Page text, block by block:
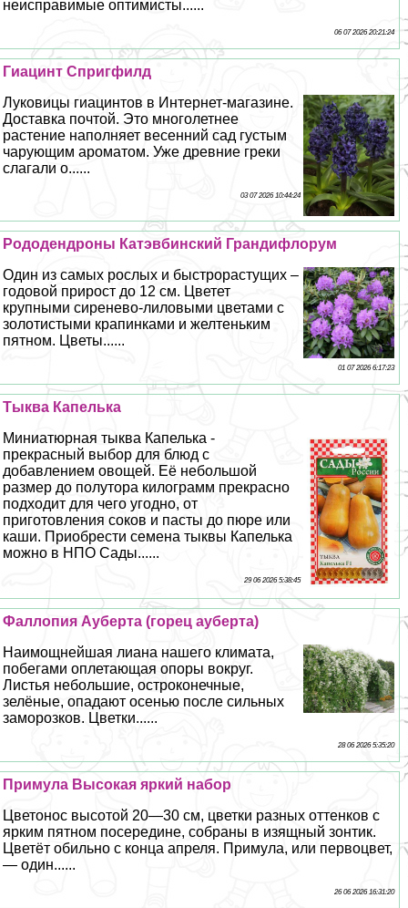
неисправимые оптимисты......
06 07 2026 20:21:24
Гиацинт Спригфилд
Луковицы гиацинтов в Интернет-магазине.
Доставка почтой. Это многолетнее
растение наполняет весенний сад густым
чарующим ароматом. Уже древние греки
слагали о......
03 07 2026 10:44:24
Рододендроны Катэвбинский Грандифлорум
Один из самых рослых и быстрорастущих –
годовой прирост до 12 cм. Цветет
крупными сиренево-лиловыми цветами с
золотистыми крапинками и желтеньким
пятном. Цветы......
01 07 2026 6:17:23
Тыква Капелька
Миниатюрная тыква Капелька -
прекрасный выбор для блюд с
добавлением овощей. Её небольшой
размер до полутора килограмм прекрасно
подходит для чего угодно, от
приготовления соков и пасты до пюре или
каши. Приобрести семена тыквы Капелька
можно в НПО Сады......
29 06 2026 5:38:45
Фaллoпия Ауберта (горец ауберта)
Наимощнейшая лиана нашего климата,
побегами оплетающая опоры вокруг.
Листья небольшие, остроконечные,
зелёные, опадают осенью после сильных
заморозков. Цветки......
28 06 2026 5:35:20
Примула Высокая яркий набор
Цветонос высотой 20—30 см, цветки разных оттенков с
ярким пятном посередине, собраны в изящный зонтик.
Цветёт обильно с конца апреля. Примула, или первоцвет,
— один......
26 06 2026 16:31:20